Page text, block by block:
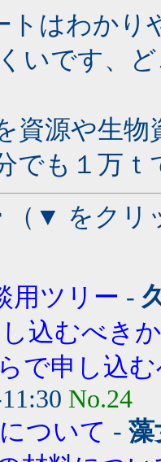
トはわかり
いです、
資源や生
でも１万
（▼ をクリ
用ツリー -
込むべき
で申し込
No.24
ついて - 藻